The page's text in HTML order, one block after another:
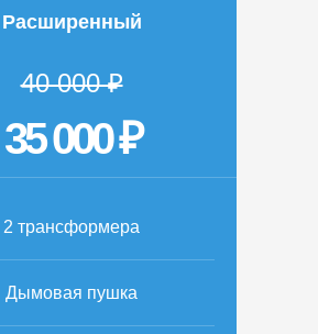
Расширенный
40 000 ₽
35 000 ₽
2 трансформера
Дымовая пушка